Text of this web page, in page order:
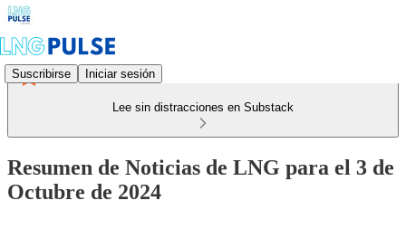
Suscribirse Iniciar sesión
Lee sin distracciones en Substack
Resumen de Noticias de LNG para el 3 de
Octubre de 2024